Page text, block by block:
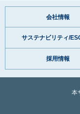
会社情報
サステナビリティ/
採用情報
本